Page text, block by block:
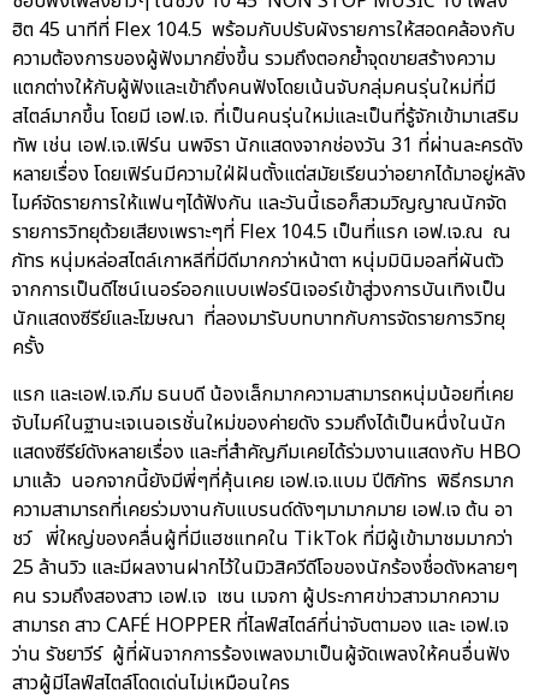
ฮิต 45 นาทีที่ Flex 104.5 พร้อมกับปรับผังรายการให้สอดคล้องกับ
ความต้องการของผู้ฟังมากยิ่งขึ้น รวมถึงตอกย้ำจุดขายสร้างความ
แตกต่างให้กับผู้ฟังและเข้าถึงคนฟังโดยเน้นจับกลุ่มคนรุ่นใหม่ที่มี
สไตล์มากขึ้น โดยมี เอฟ.เจ. ที่เป็นคนรุ่นใหม่และเป็นที่รู้จักเข้ามาเสริม
ทัพ เช่น เอฟ.เจ.เฟิร์น นพจิรา นักแสดงจากช่องวัน 31 ที่ผ่านละครดัง
หลายเรื่อง โดยเฟิร์นมีความใฝ่ฝันตั้งแต่สมัยเรียนว่าอยากได้มาอยู่หลัง
ไมค์จัดรายการให้แฟนๆได้ฟังกัน และวันนี้เธอก็สวมวิญญาณนักจัด
รายการวิทยุด้วยเสียงเพราะๆที่ Flex 104.5 เป็นที่แรก เอฟ.เจ.ณ ณ
ภัทร หนุ่มหล่อสไตล์เกาหลีที่มีดีมากกว่าหน้าตา หนุ่มมินิมอลที่ผันตัว
จากการเป็นดีไซน์เนอร์ออกแบบเฟอร์นิเจอร์เข้าสู่วงการบันเทิงเป็น
นักแสดงซีรีย์และโฆษณา ที่ลองมารับบทบาทกับการจัดรายการวิทยุ
ครั้ง
แรก และเอฟ.เจ.ภีม ธนบดี น้องเล็กมากความสามารถหนุ่มน้อยที่เคย
จับไมค์ในฐานะเจเนอเรชั่นใหม่ของค่ายดัง รวมถึงได้เป็นหนึ่งในนัก
แสดงซีรีย์ดังหลายเรื่อง และที่สำคัญภีมเคยได้ร่วมงานแสดงกับ HBO
มาแล้ว นอกจากนี้ยังมีพี่ๆที่คุ้นเคย เอฟ.เจ.แบม ปีติภัทร พิธีกรมาก
ความสามารถที่เคยร่วมงานกับแบรนด์ดังๆมามากมาย เอฟ.เจ ต้น อา
ชว์ พี่ใหญ่ของคลื่นผู้ที่มีแฮชแทคใน TikTok ที่มีผู้เข้ามาชมมากว่า
25 ล้านวิว และมีผลงานฝากไว้ในมิวสิควีดีโอของนักร้องชื่อดังหลายๆ
คน รวมถึงสองสาว เอฟ.เจ เซน เมจกา ผู้ประกาศข่าวสาวมากความ
สามารถ สาว CAFÉ HOPPER ที่ไลฟ์สไตล์ที่น่าจับตามอง และ เอฟ.เจ
ว่าน รัชยาวีร์ ผู้ที่ผันจากการร้องเพลงมาเป็นผู้จัดเพลงให้คนอื่นฟัง
สาวผู้มีไลฟ์สไตล์โดดเด่นไม่เหมือนใคร